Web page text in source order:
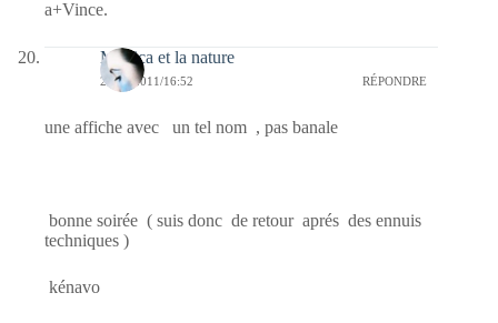
a+Vince.
Monica et la nature
25/07/2011/16:52 RÉPONDRE
une affiche avec un tel nom , pas banale
bonne soirée ( suis donc de retour aprés des ennuis
techniques )
kénavo